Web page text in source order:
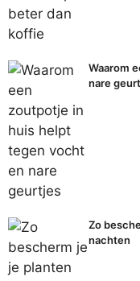
Waarom
nare
Zo
nachten